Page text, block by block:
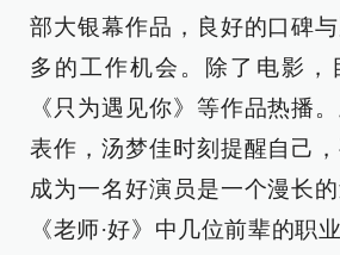
部大银幕作品，良好的口碑
多的工作机会。除了电影，
《只为遇见你》等作品热播
表作，汤梦佳时刻提醒自己
成为一名好演员是一个漫长
《老师·好》中几位前辈的职